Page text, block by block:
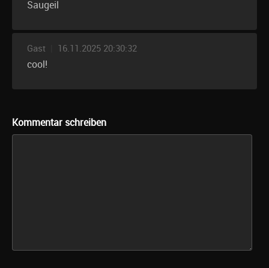
Saugeil
Gast 16.11.2025 20:30:32
cool!
Kommentar schreiben